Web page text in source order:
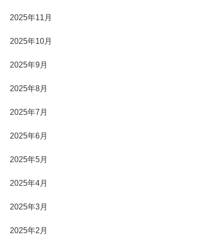
2025年11月
2025年10月
2025年9月
2025年8月
2025年7月
2025年6月
2025年5月
2025年4月
2025年3月
2025年2月